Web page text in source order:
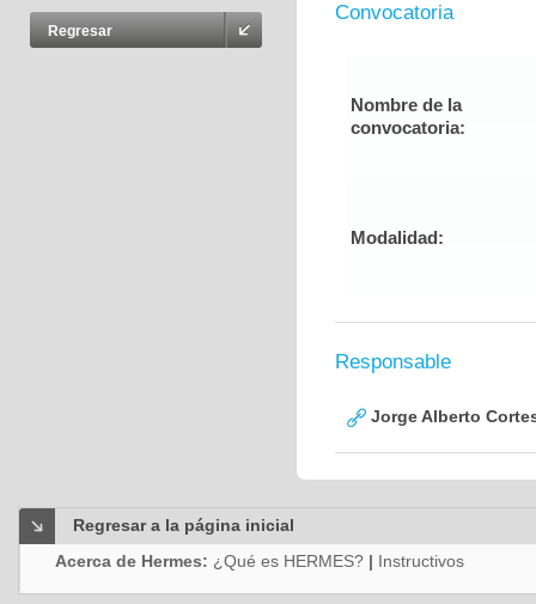
Regresar
Convocatoria
Nombre de la
convocatoria:
Modalidad:
Responsable
Jorge Alberto
Regresar a la página inicial
Acerca de Hermes: ¿Qué es HERMES? | Instructivos